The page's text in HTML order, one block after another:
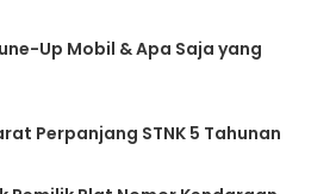
Up Mobil & Apa Saja yang
Perpanjang STNK 5 Tahunan